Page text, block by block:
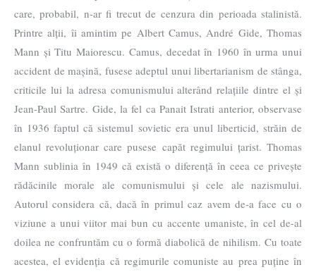
care, probabil, n-ar fi trecut de cenzura din perioada stalinistă.
Printre alții, îi amintim pe Albert Camus, André Gide, Thomas
Mann și Titu Maiorescu. Camus, decedat în 1960 în urma unui
accident de mașină, fusese adeptul unui libertarianism de stânga,
criticile lui la adresa comunismului alterând relațiile dintre el și
Jean-Paul Sartre. Gide, la fel ca Panait Istrati anterior, observase
în 1936 faptul că sistemul sovietic era unul liberticid, străin de
elanul revoluționar care pusese capăt regimului țarist. Thomas
Mann sublinia în 1949 că există o diferență în ceea ce privește
rădăcinile morale ale comunismului și cele ale nazismului.
Autorul considera că, dacă în primul caz avem de-a face cu o
viziune a unui viitor mai bun cu accente umaniste, în cel de-al
doilea ne confruntăm cu o formă diabolică de nihilism. Cu toate
acestea, el evidenția că regimurile comuniste au prea puține în